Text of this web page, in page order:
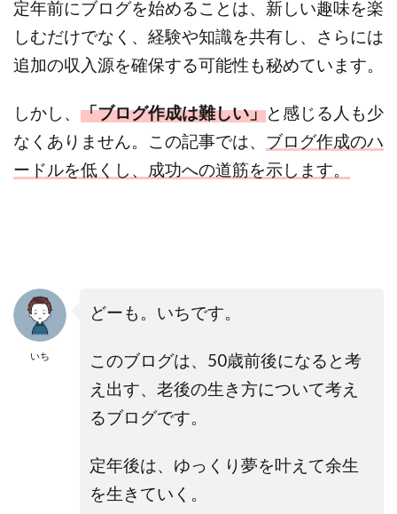
定年前にブログを始めることは、新しい趣味を楽
しむだけでなく、経験や知識を共有し、さらには
追加の収入源を確保する可能性も秘めています。
しかし、 「ブログ作成は難しい」と感じる人も少
なくありません。この記事では、 ブログ作成のハ
ードルを低くし、成功への道筋を示します。
いち
どーも。いちです。
このブログは、50歳前後になると考
え出す、老後の生き方について考え
るブログです。
定年後は、ゆっくり夢を叶えて余生
を生きていく。